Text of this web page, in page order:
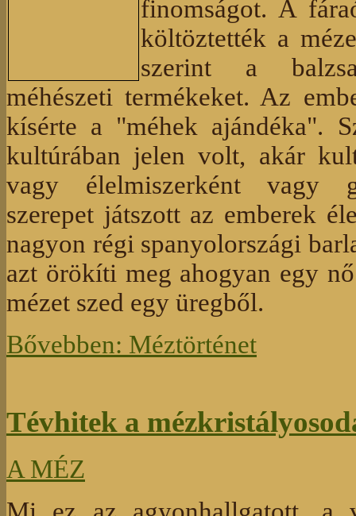
finomságot. A
költöztették a
szerint a
méhészeti termékeket. Az
kísérte a "méhek ajándéka".
kultúrában jelen volt, akár
vagy élelmiszerként vagy
szerepet játszott az emberek
nagyon régi spanyolországi
azt örökíti meg ahogyan egy
mézet szed egy üregből.
Bővebben: Méztörténet
Tévhitek a
A MÉZ